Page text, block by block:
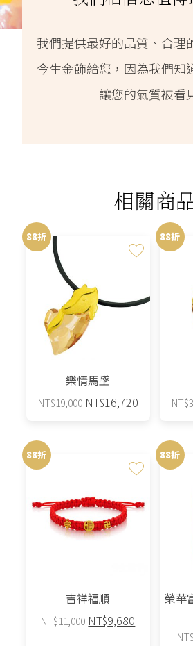
我們提供最好的品質、合理
今生金飾給您，因為我們知
讓您的氣質被看
相關商
88折
樂情馬墜
NT$19,000 原
NT$19,000。
NT$16,720目
格：
NT$16,720。
88折
NT$
88折
吉祥福順
NT$11,000 原
NT$9,680
88折
榮華